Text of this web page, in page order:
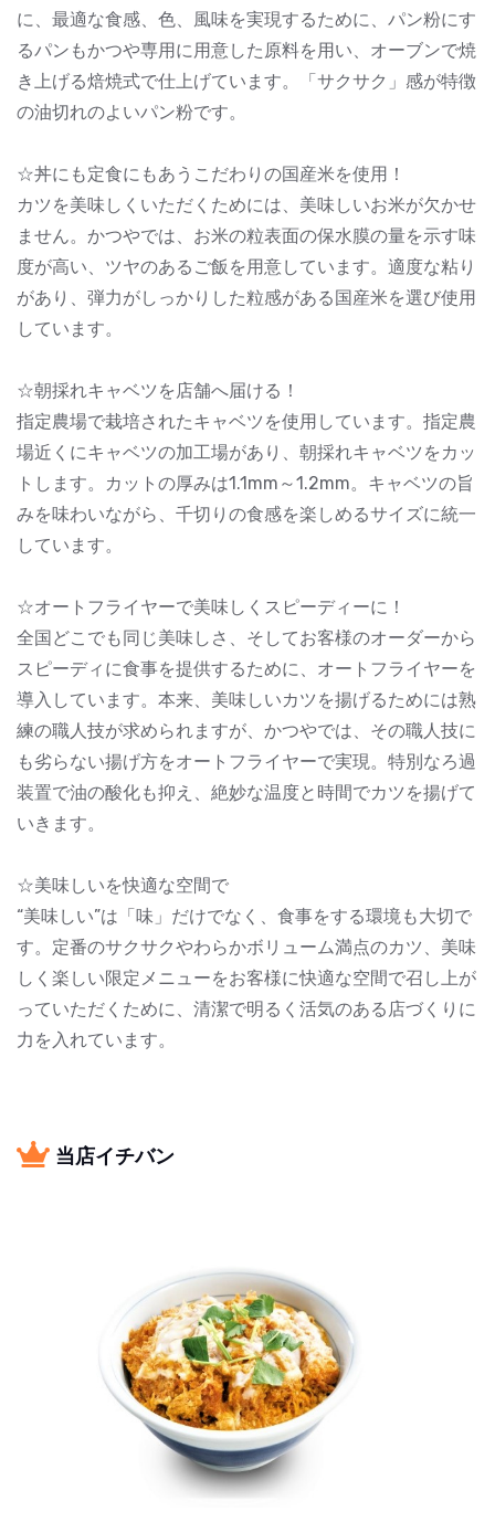
に、最適な食感、色、風味を実現するために、パン粉にす
るパンもかつや専用に用意した原料を用い、オーブンで焼
き上げる焙焼式で仕上げています。「サクサク」感が特徴
の油切れのよいパン粉です。
☆丼にも定食にもあうこだわりの国産米を使用！
カツを美味しくいただくためには、美味しいお米が欠かせ
ません。かつやでは、お米の粒表面の保水膜の量を示す味
度が高い、ツヤのあるご飯を用意しています。適度な粘り
があり、弾力がしっかりした粒感がある国産米を選び使用
しています。
☆朝採れキャベツを店舗へ届ける！
指定農場で栽培されたキャベツを使用しています。指定農
場近くにキャベツの加工場があり、朝採れキャベツをカッ
トします。カットの厚みは1.1mm～1.2mm。キャベツの旨
みを味わいながら、千切りの食感を楽しめるサイズに統一
しています。
☆オートフライヤーで美味しくスピーディーに！
全国どこでも同じ美味しさ、そしてお客様のオーダーから
スピーディに食事を提供するために、オートフライヤーを
導入しています。本来、美味しいカツを揚げるためには熟
練の職人技が求められますが、かつやでは、その職人技に
も劣らない揚げ方をオートフライヤーで実現。特別なろ過
装置で油の酸化も抑え、絶妙な温度と時間でカツを揚げて
いきます。
☆美味しいを快適な空間で
“美味しい”は「味」だけでなく、食事をする環境も大切で
す。定番のサクサクやわらかボリューム満点のカツ、美味
しく楽しい限定メニューをお客様に快適な空間で召し上が
っていただくために、清潔で明るく活気のある店づくりに
力を入れています。
当店イチバン